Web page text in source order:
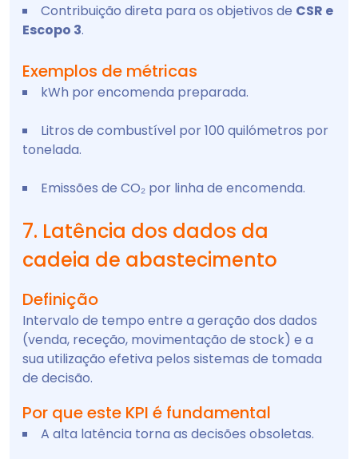
Contribuição direta para os objetivos de CSR e
Escopo 3.
Exemplos de métricas
kWh por encomenda preparada.
Litros de combustível por 100 quilómetros por
tonelada.
Emissões de CO₂ por linha de encomenda.
7. Latência dos dados da
cadeia de abastecimento
Definição
Intervalo de tempo entre a geração dos dados
(venda, receção, movimentação de stock) e a
sua utilização efetiva pelos sistemas de tomada
de decisão.
Por que este KPI é fundamental
A alta latência torna as decisões obsoletas.